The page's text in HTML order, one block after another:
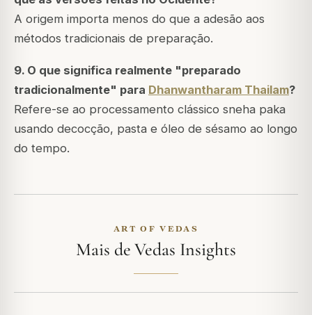
A origem importa menos do que a adesão aos
métodos tradicionais de preparação.
9. O que significa realmente "preparado
tradicionalmente" para Dhanwantharam Thailam?
Refere-se ao processamento clássico sneha paka
usando decocção, pasta e óleo de sésamo ao longo
do tempo.
ART OF VEDAS
Mais de Vedas Insights